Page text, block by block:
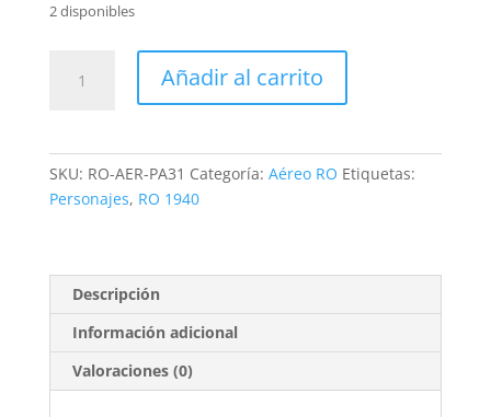
2 disponibles
PA31.
Añadir al carrito
SKU: RO-AER-PA31 Categoría: Aéreo RO Etiquetas:
Personajes, RO 1940
Descripción
Información adicional
Valoraciones (0)